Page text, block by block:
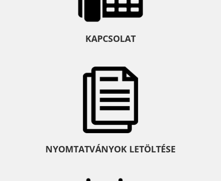
KAPCSOLAT
NYOMTATVÁNYOK LETÖLTÉSE